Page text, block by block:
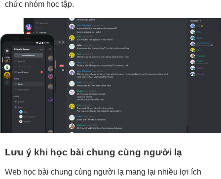
chức nhóm học tập.
Lưu ý khi học bài chung cùng người lạ
Web học bài chung cùng người lạ mang lại nhiều lợi ích